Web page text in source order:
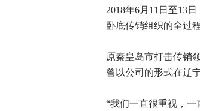
2018年6月11日至13
卧底传销组织的全过程
原秦皇岛市打击传销
曾以公司的形式在辽
“我们一直很重视，